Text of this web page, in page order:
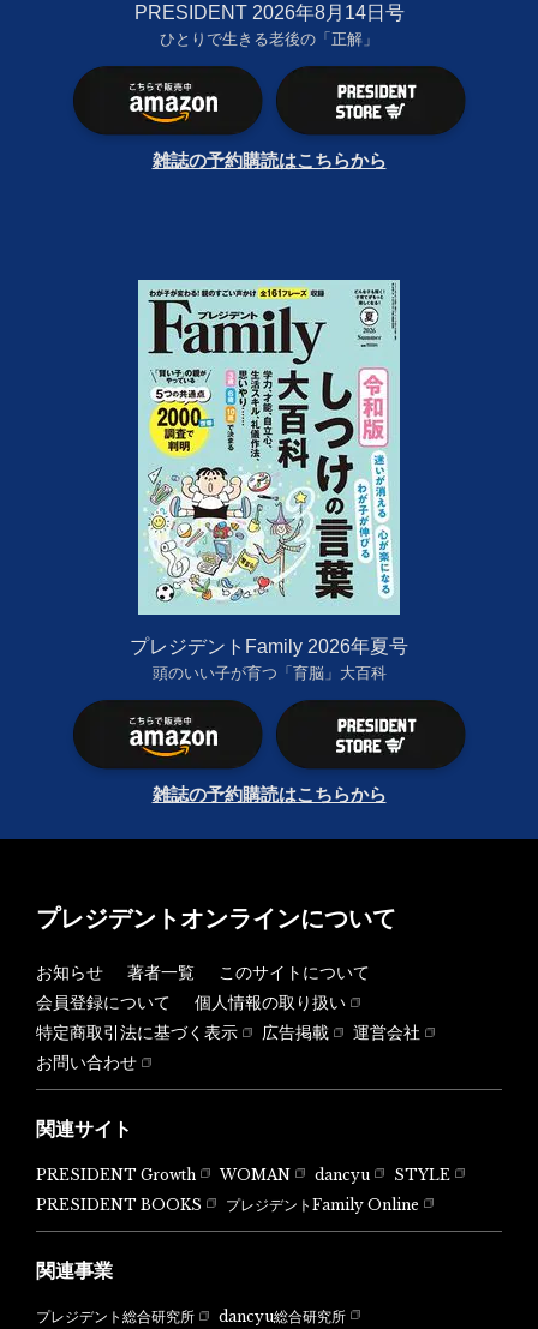
PRESIDENT 2026年8月14日号
ひとりで生きる老後の「正解」
雑誌の予約購読はこちらから
プレジデントFamily 2026年夏号
頭のいい子が育つ「育脳」大百科
雑誌の予約購読はこちらから
プレジデントオンラインについて
お知らせ 著者一覧
このサイトについて
会員登録について
個人情報の取り扱い
特定商取引法に基づく表示
広告掲載
運営会社
お問い合わせ
関連サイト
PRESIDENT Growth WOMAN dancyu
STYLE
PRESIDENT BOOKS
プレジデントFamily Online
関連事業
プレジデント総合研究所 dancyu総合研究所